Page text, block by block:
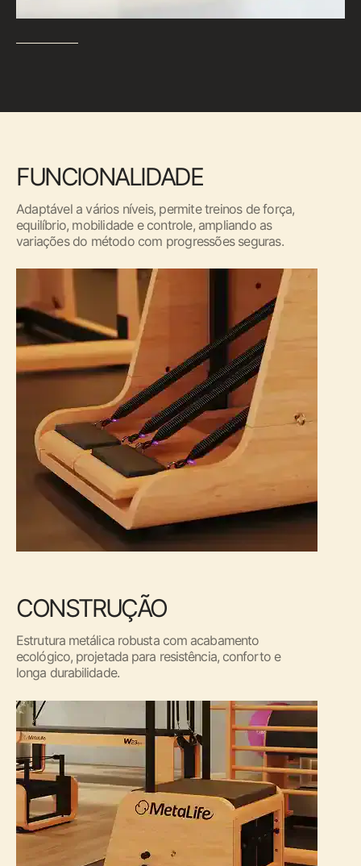
FUNCIONALIDADE
Adaptável a vários níveis, permite treinos de força,
equilíbrio, mobilidade e controle, ampliando as
variações do método com progressões seguras.
CONSTRUÇÃO
Estrutura metálica robusta com acabamento
ecológico, projetada para resistência, conforto e
longa durabilidade.